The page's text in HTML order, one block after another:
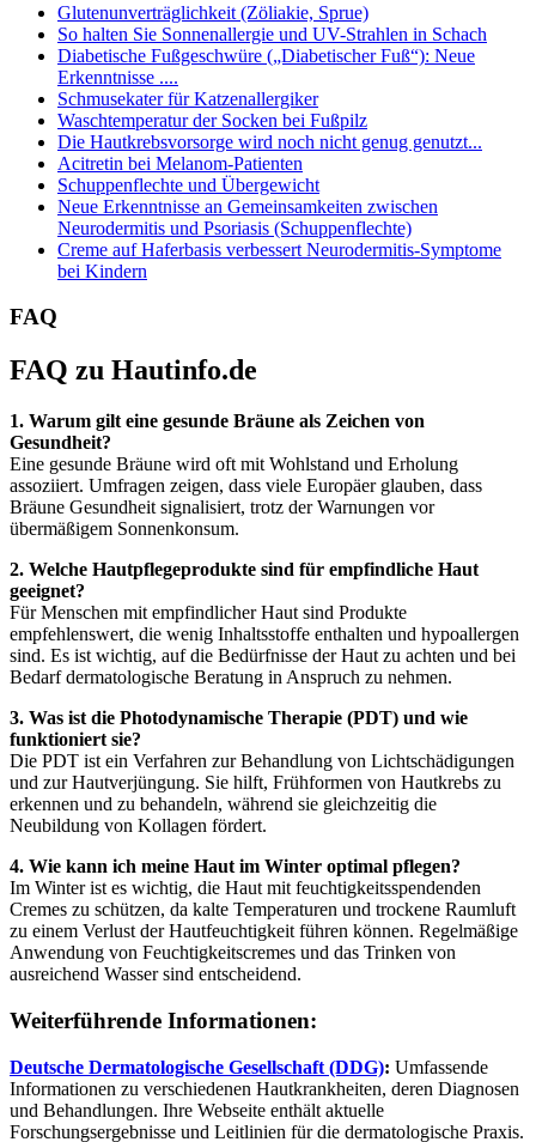
Glutenunverträglichkeit (Zöliakie, Sprue)
So halten Sie Sonnenallergie und UV-Strahlen in Schach
Diabetische Fußgeschwüre („Diabetischer Fuß“): Neue
Erkenntnisse ....
Schmusekater für Katzenallergiker
Waschtemperatur der Socken bei Fußpilz
Die Hautkrebsvorsorge wird noch nicht genug genutzt...
Acitretin bei Melanom-Patienten
Schuppenflechte und Übergewicht
Neue Erkenntnisse an Gemeinsamkeiten zwischen
Neurodermitis und Psoriasis (Schuppenflechte)
Creme auf Haferbasis verbessert Neurodermitis-Symptome
bei Kindern
FAQ
FAQ zu Hautinfo.de
1. Warum gilt eine gesunde Bräune als Zeichen von
Gesundheit?
Eine gesunde Bräune wird oft mit Wohlstand und Erholung
assoziiert. Umfragen zeigen, dass viele Europäer glauben, dass
Bräune Gesundheit signalisiert, trotz der Warnungen vor
übermäßigem Sonnenkonsum.
2. Welche Hautpflegeprodukte sind für empfindliche Haut
geeignet?
Für Menschen mit empfindlicher Haut sind Produkte
empfehlenswert, die wenig Inhaltsstoffe enthalten und hypoallergen
sind. Es ist wichtig, auf die Bedürfnisse der Haut zu achten und bei
Bedarf dermatologische Beratung in Anspruch zu nehmen.
3. Was ist die Photodynamische Therapie (PDT) und wie
funktioniert sie?
Die PDT ist ein Verfahren zur Behandlung von Lichtschädigungen
und zur Hautverjüngung. Sie hilft, Frühformen von Hautkrebs zu
erkennen und zu behandeln, während sie gleichzeitig die
Neubildung von Kollagen fördert.
4. Wie kann ich meine Haut im Winter optimal pflegen?
Im Winter ist es wichtig, die Haut mit feuchtigkeitsspendenden
Cremes zu schützen, da kalte Temperaturen und trockene Raumluft
zu einem Verlust der Hautfeuchtigkeit führen können. Regelmäßige
Anwendung von Feuchtigkeitscremes und das Trinken von
ausreichend Wasser sind entscheidend.
Weiterführende Informationen:
Deutsche Dermatologische Gesellschaft (DDG): Umfassende
Informationen zu verschiedenen Hautkrankheiten, deren Diagnosen
und Behandlungen. Ihre Webseite enthält aktuelle
Forschungsergebnisse und Leitlinien für die dermatologische Praxis.